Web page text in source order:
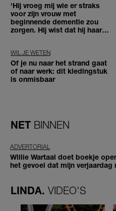
'Hij vroeg mij wie er straks
voor zijn vrouw met
beginnende dementie zou
zorgen. Hij wist dat hij haar
WIL JE WETEN
Of je nu naar het strand gaat
of naar werk: dit kledingstuk
is onmisbaar
NET BINNEN
ADVERTORIAL
Willie Wartaal doet boekje
het gevoel dat mijn verjaardag
LINDA. VIDEO'S